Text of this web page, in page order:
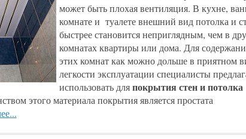
может быть плохая вентиляция. В кухне,
комнате и туалете внешний вид потолка и
быстрее становится неприглядным, чем в
комнатах квартиры или дома. Для
этих комнат как можно дольше в приятном
легкости эксплуатации специалисты
использовать дляпокрытия стен и потолка
этого материала покрытия является простата